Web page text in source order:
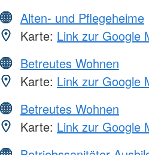
Alten- und Pflegeheime
Karte: Link zur Google
Betreutes Wohnen
Karte: Link zur Google
Betreutes Wohnen
Karte: Link zur Google